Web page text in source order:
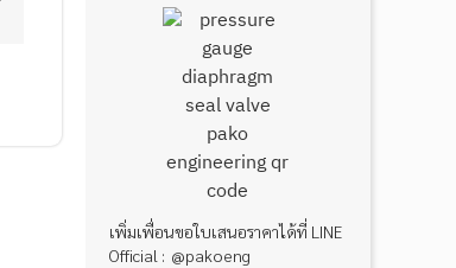
เพิ่มเพื่อนขอใบเสนอราคาได้ที่ LINE
Official : @pakoeng